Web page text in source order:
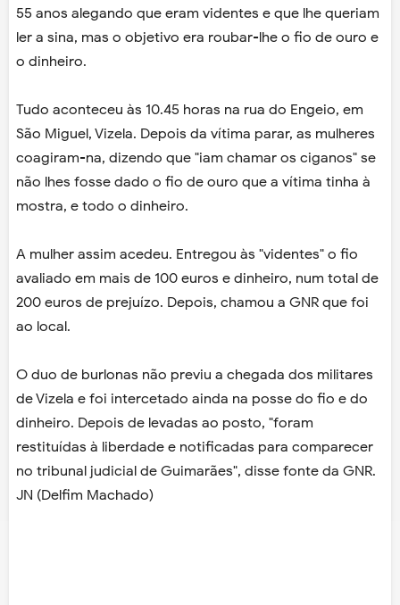
55 anos alegando que eram videntes e que lhe queriam
ler a sina, mas o objetivo era roubar-lhe o fio de ouro e
o dinheiro.
Tudo aconteceu às 10.45 horas na rua do Engeio, em
São Miguel, Vizela. Depois da vítima parar, as mulheres
coagiram-na, dizendo que "iam chamar os ciganos" se
não lhes fosse dado o fio de ouro que a vítima tinha à
mostra, e todo o dinheiro.
A mulher assim acedeu. Entregou às "videntes" o fio
avaliado em mais de 100 euros e dinheiro, num total de
200 euros de prejuízo. Depois, chamou a GNR que foi
ao local.
O duo de burlonas não previu a chegada dos militares
de Vizela e foi intercetado ainda na posse do fio e do
dinheiro. Depois de levadas ao posto, "foram
restituídas à liberdade e notificadas para comparecer
no tribunal judicial de Guimarães", disse fonte da GNR.
JN (Delfim Machado)